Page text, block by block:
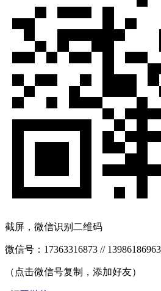
截屏，微信识别二维码
微信号： 17363316873 //
（点击微信号复制，添加好友）